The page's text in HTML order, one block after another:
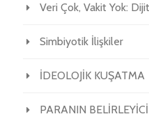
Veri Çok, Vakit Yok:
Simbiyotik İlişkiler
İDEOLOJİK KUŞATMA
PARANIN